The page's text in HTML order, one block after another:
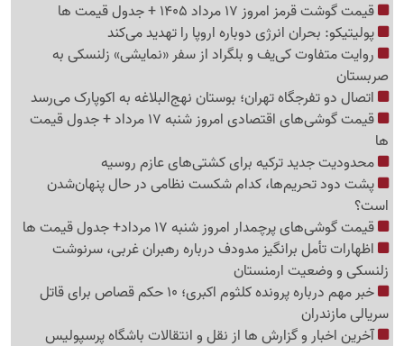
قیمت گوشت قرمز امروز 17 مرداد 1405 + جدول قیمت ها
پولیتیکو: بحران انرژی دوباره اروپا را تهدید می‌کند
روایت متفاوت کی‌یف و بلگراد از سفر «نمایشی» زلنسکی به
صربستان
اتصال دو تفرجگاه تهران؛ بوستان نهج‌البلاغه به اکوپارک می‌رسد
قیمت گوشی‌های اقتصادی امروز شنبه 17 مرداد + جدول قیمت
ها
محدودیت جدید ترکیه برای کشتی‌های عازم روسیه
پشت دود تحریم‌ها، کدام شکست نظامی در حال پنهان‌شدن
است؟
قیمت گوشی‌های پرچمدار امروز شنبه 17 مرداد+ جدول قیمت ها
اظهارات تأمل برانگیز مدودف درباره رهبران غربی، سرنوشت
زلنسکی و وضعیت ارمنستان
خبر مهم درباره پرونده کلثوم اکبری؛ 10 حکم قصاص برای قاتل
سریالی مازندران
آخرین اخبار و گزارش ها از نقل و انتقالات باشگاه پرسپولیس